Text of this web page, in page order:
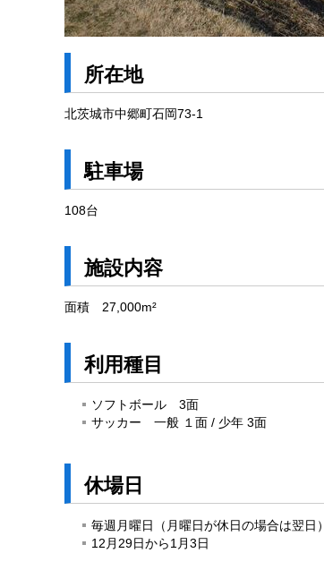
所在地
北茨城市中郷町石岡73-1
駐車場
108台
施設内容
面積 27,000m²
利用種目
ソフトボール 3面
サッカー 一般 １面 / 少年 3面
休場日
毎週月曜日（月曜日が休日の場合は翌日）
12月29日から1月3日